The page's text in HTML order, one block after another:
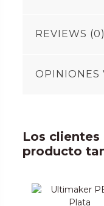
REVIEWS (0)
OPINIONES
Los
producto